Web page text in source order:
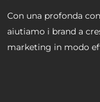
Con una profonda
aiutiamo i brand a
marketing in modo